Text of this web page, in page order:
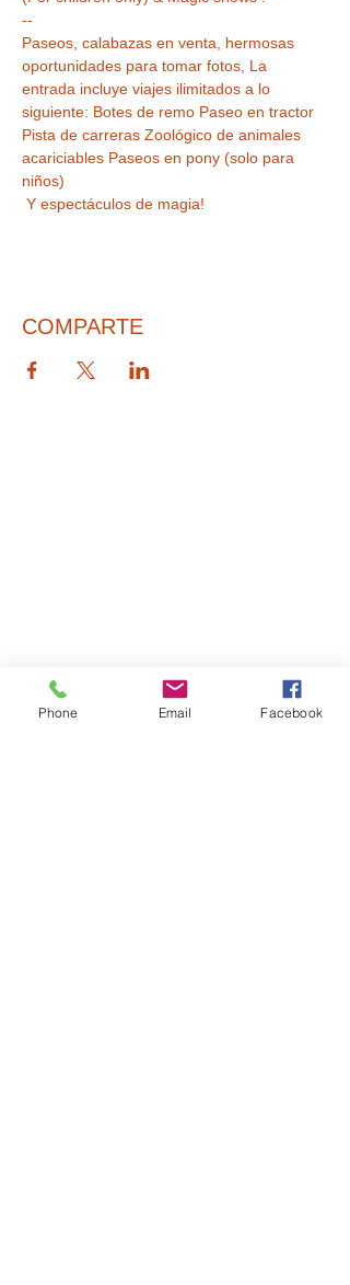
--
Paseos, calabazas en venta, hermosas
oportunidades para tomar fotos, La
entrada incluye viajes ilimitados a lo
siguiente: Botes de remo Paseo en tractor
Pista de carreras Zoológico de animales
acariciables Paseos en pony (solo para
niños)
Y espectáculos de magia!
COMPARTE
Phone Email Facebook